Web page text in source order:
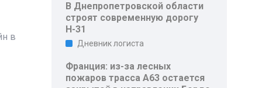
в
В Днепропетровской области
строят современную дорогу
Н-31
Дневник логиста
Франция: из-за лесных
пожаров трасса A63 остается